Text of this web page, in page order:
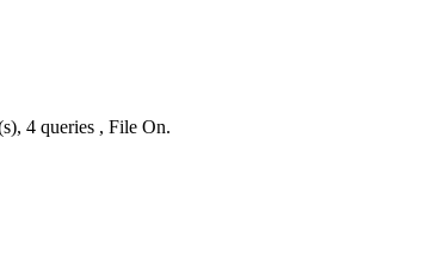
4 queries , File On.